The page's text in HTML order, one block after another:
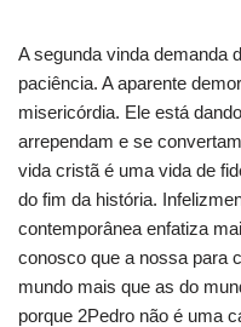
A segunda vinda demanda
paciência. A aparente
misericórdia. Ele está
arrependam e se
vida cristã é uma vida de
do fim da história.
contemporânea enfatiza
conosco que a nossa para
mundo mais que as do
porque 2Pedro não é uma